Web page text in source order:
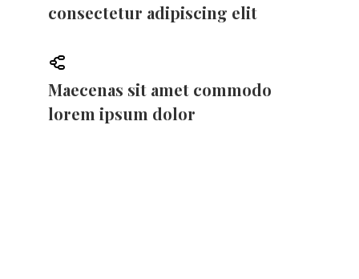
consectetur adipiscing elit
Maecenas sit amet commodo
lorem ipsum dolor